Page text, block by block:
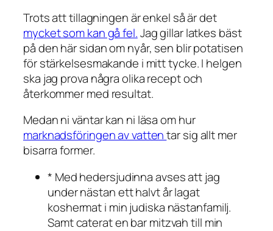
Trots att tillagningen är enkel så är det
mycket som kan gå fel.Jag gillar latkes bäst
på den här sidan om nyår, sen blir potatisen
för stärkelsesmakande i mitt tycke. I helgen
ska jag prova några olika recept och
återkommer med resultat.
Medan ni väntar kan ni läsa om hur
marknadsföringen av vattentar sig allt mer
bisarra former.
* Med hedersjudinna avses att jag
under nästan ett halvt år lagat
koshermat i min judiska nästanfamilj.
Samt caterat en bar mitzvah till min